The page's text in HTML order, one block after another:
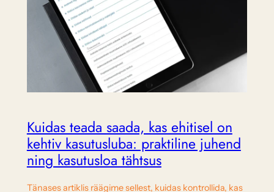
Kuidas teada saada, kas ehitisel on
kehtiv kasutusluba: praktiline juhend
ning kasutusloa tähtsus
Tänases artiklis räägime sellest, kuidas kontrollida, kas